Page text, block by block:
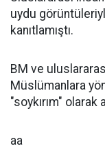
uydu
kanıtlamıştı.
BM ve
Müslümanlara
"soykırım" olarak
aa